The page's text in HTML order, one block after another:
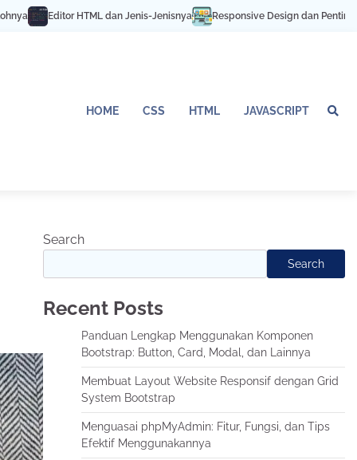
dan Jenis-Jenisnya Responsive Design dan Pentingnya untuk SEO
HOME CSS HTML JAVASCRIPT
Search
Search
Recent Posts
Panduan Lengkap Menggunakan Komponen
Bootstrap: Button, Card, Modal, dan Lainnya
Membuat Layout Website Responsif dengan Grid
System Bootstrap
Menguasai phpMyAdmin: Fitur, Fungsi, dan Tips
Efektif Menggunakannya